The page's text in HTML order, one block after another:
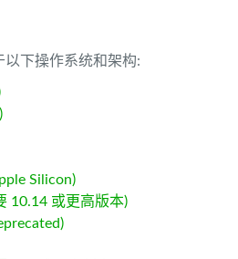
以下操作系统和架构:
Silicon)
10.14 或更高版本)